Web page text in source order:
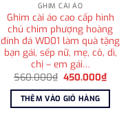
GHIM CÀI ÁO
Ghim cài áo cao cấp hình
chú chim phượng hoàng
đính đá WD01 làm quà tặng
bạn gái, sếp nữ, mẹ, cô, dì,
chị – em gái…
560.000₫ Giá
là:
560.000₫.
450.000₫Giá
hiện
tại
THÊM VÀO GIỎ HÀNG